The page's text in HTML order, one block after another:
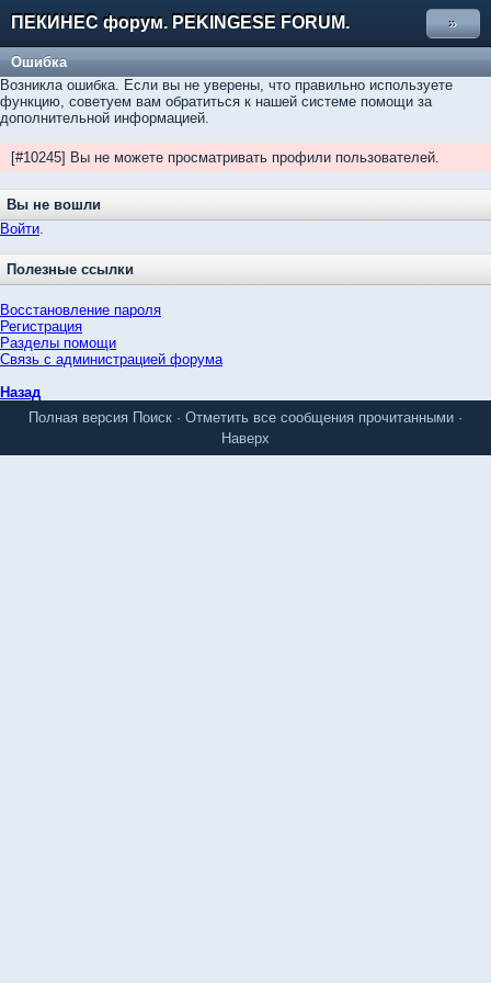
ПЕКИНЕС форум. PEKINGESE FORUM. »
Ошибка
Возникла ошибка. Если вы не уверены, что правильно используете
функцию, советуем вам обратиться к нашей системе помощи за
дополнительной информацией.
[#10245] Вы не можете просматривать профили пользователей.
Вы не вошли
Войти.
Полезные ссылки
Восстановление пароля
Регистрация
Разделы помощи
Связь с администрацией форума
Назад
Полная версия Поиск · Отметить все сообщения прочитанными ·
Наверх